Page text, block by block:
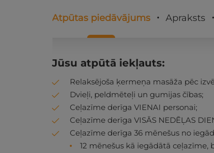
Atpūtas piedāvājums Apraksts
Jūsu atpūtā iekļauts:
Relaksējoša ķermeņa masāža pēc
Dvieļi, peldmēteļi un gumijas čības;
Ceļazīme derīga VIENAI personai;
Ceļazīme derīga VISĀS NEDĒĻAS
Ceļazīme derīga 36 mēnešus no
12 mēnešus kā iegādātā